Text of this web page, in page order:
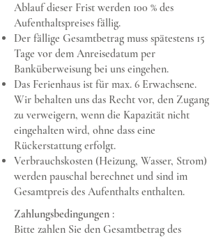
Ablauf dieser Frist werden 100 % des
Aufenthaltspreises fällig.
Der fällige Gesamtbetrag muss spätestens 15
Tage vor dem Anreisedatum per
Banküberweisung bei uns eingehen.
Das Ferienhaus ist für max. 6 Erwachsene.
Wir behalten uns das Recht vor, den Zugang
zu verweigern, wenn die Kapazität nicht
eingehalten wird, ohne dass eine
Rückerstattung erfolgt.
Verbrauchskosten (Heizung, Wasser, Strom)
werden pauschal berechnet und sind im
Gesamtpreis des Aufenthalts enthalten.
Zahlungsbedingungen :
Bitte zahlen Sie den Gesamtbetrag des